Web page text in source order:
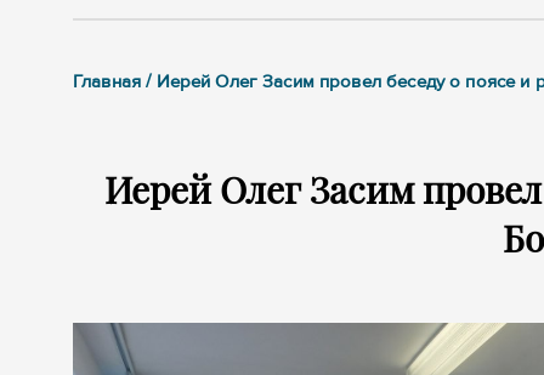
Главная / Иерей Олег Засим провел беседу о поясе и
Иерей Олег Засим